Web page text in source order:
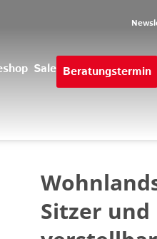
Sale Beratungstermin
Sitzer und